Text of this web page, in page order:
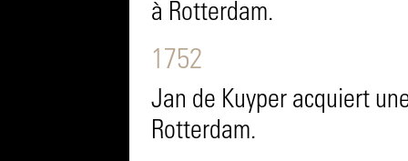
à Rotterdam.
1752
Jan de Kuyper acquiert
Rotterdam.